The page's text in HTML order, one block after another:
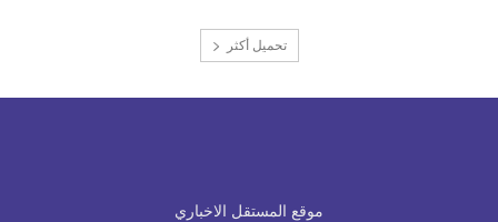
تحميل أكثر
موقع المستقل الاخباري